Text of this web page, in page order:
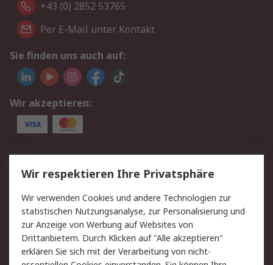
+43 (0) 2852 53765
Per E-Mail unter Kontakt
Sie finden uns auch auf:
Wir akzeptieren:
Service
Value Added Services
Lieferlösungen
Rücksendung/Entsorgung Kontakt
Hilfe
Rechtliches
Wir respektieren Ihre Privatsphäre
Wir verwenden Cookies und andere Technologien zur
statistischen Nutzungsanalyse, zur Personalisierung und
zur Anzeige von Werbung auf Websites von
Drittanbietern. Durch Klicken auf "Alle akzeptieren"
erklären Sie sich mit der Verarbeitung von nicht-